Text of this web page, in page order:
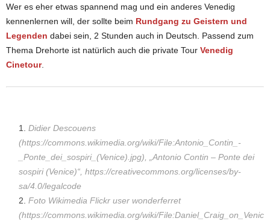
Wer es eher etwas spannend mag und ein anderes Venedig
kennenlernen will, der sollte beim Rundgang zu Geistern und
Legenden dabei sein, 2 Stunden auch in Deutsch. Passend zum
Thema Drehorte ist natürlich auch die private Tour Venedig
Cinetour.
Didier Descouens
(https://commons.wikimedia.org/wiki/File:Antonio_Contin_-
_Ponte_dei_sospiri_(Venice).jpg), „Antonio Contin – Ponte dei
sospiri (Venice)“, https://creativecommons.org/licenses/by-
sa/4.0/legalcode
Foto Wikimedia Flickr user wonderferret
(https://commons.wikimedia.org/wiki/File:Daniel_Craig_on_Venic